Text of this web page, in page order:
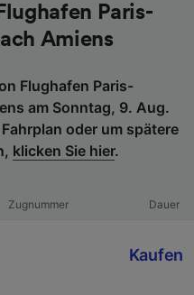
Paris-
Amiens
Flughafen Paris-
am Sonntag, 9. Aug.
oder um spätere
klicken Sie hier.
Zugnummer Dauer
Kaufen